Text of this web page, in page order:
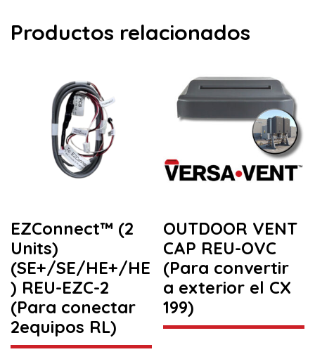
Productos relacionados
EZConnect™ (2
Units)
(SE+/SE/HE+/HE
) REU-EZC-2
(Para conectar
2equipos RL)
OUTDOOR VENT
CAP REU-OVC
(Para convertir
a exterior el CX
199)